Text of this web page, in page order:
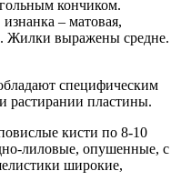
кончиком.
– матовая,
Жилки выражены средне.
специфическим
растирании пластины.
кисти по 8-10
лиловые, опушенные, с
широкие,